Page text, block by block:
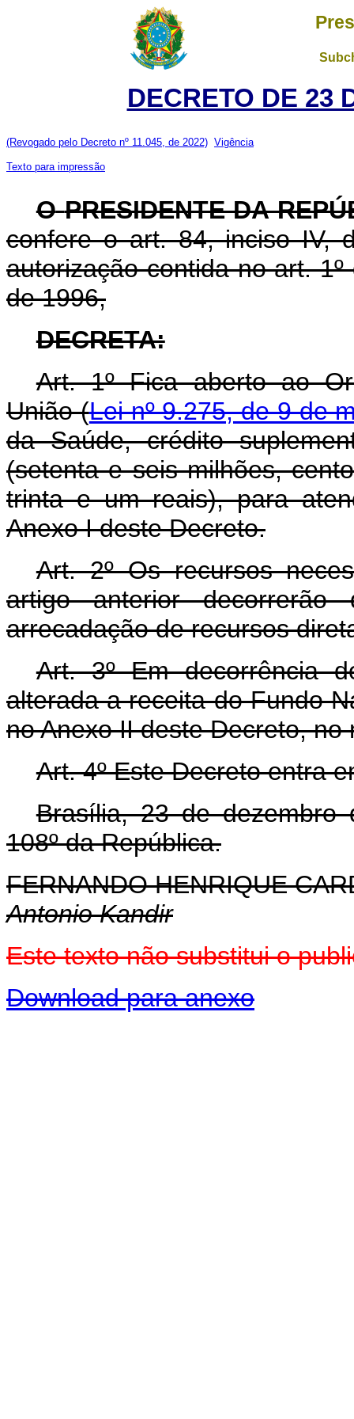
DECRETO DE 23
(Revogado pelo Decreto nº 11.045, de 2022) Vigência
Texto para impressão
O PRESIDENTE DA
confere o art. 84, inciso IV,
autorização contida no art.
de 1996,
DECRETA:
Art. 1º Fica aberto ao
União (Lei nº 9.275, de 9 de
da Saúde, crédito
(setenta e seis milhões,
trinta e um reais), para
Anexo I deste Decreto.
Art. 2º Os recursos
artigo anterior
arrecadação de recursos
Art. 3º Em decorrência
alterada a receita do Fundo
no Anexo II deste Decreto,
Art. 4º Este Decreto entra
Brasília, 23 de dezembro
108º da República.
FERNANDO HENRIQUE
Antonio Kandir
Este texto não substitui o
Download para anexo